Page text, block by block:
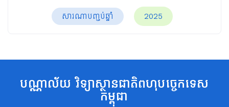
សារណាបញ្ចប់ឆ្នាំ 2025
បណ្ណាល័យ វិទ្យាស្ថានជាតិពហុបច្ចេកទេស
កម្ពុជា